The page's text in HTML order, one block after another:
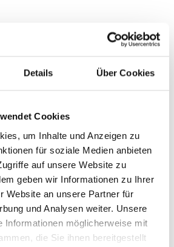
Details Über Cookies
Cookies
um Inhalte und Anzeigen zu
für soziale Medien anbieten
auf unsere Website zu
geben wir Informationen zu Ihrer
Website an unsere Partner für
und Analysen weiter. Unsere
Informationen möglicherweise mit
die Sie ihnen bereitgestellt
/ 189 / 33.1 cm
Herstellerpreis
ohne
Zwischenhändler
Gut verpackt für
beschädigungsfreie
Lieferung
1 Monat risikofreies
Rückgaberecht